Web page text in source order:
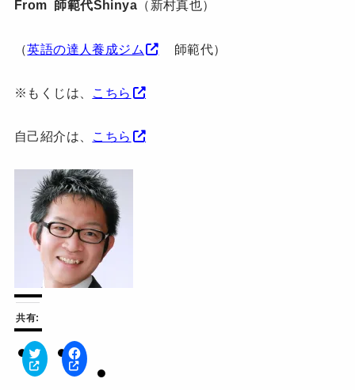
From 師範代Shinya （新村真也）
（英語の達人養成ジム 師範代）
※もくじは、 こちら
自己紹介は、 こちら
共有:
ク
リ
F
a